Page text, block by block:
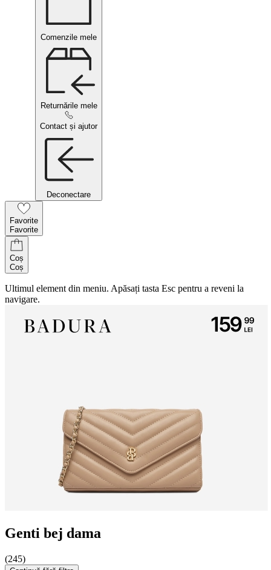
Comenzile mele
Returnările mele
Contact și ajutor
Deconectare
Favorite
Favorite
Coș
Coș
Ultimul element din meniu. Apăsați tasta Esc pentru a reveni la
navigare.
Genti bej dama
(245)